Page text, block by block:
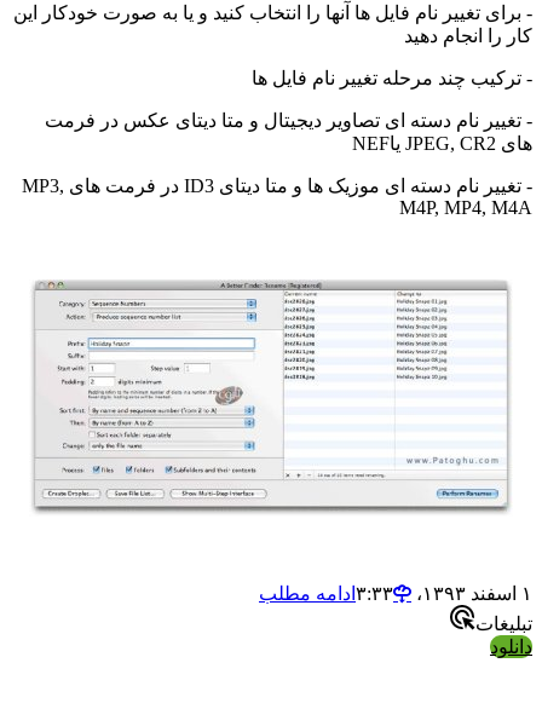
تغییر نام فایل ها آنها را انتخاب کنید و یا به صورت خودکار این
انجام دهید
چند مرحله تغییر نام فایل ها
نام دسته ای تصاویر دیجیتال و متا دیتای عکس در فرمت
- تغییر نام دسته ای موزیک ها و متا دیتای ID3 در فرمت های MP3,
M4P,
ادامه مطلب